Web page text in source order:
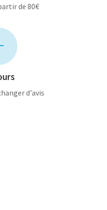
de 80€
d'avis